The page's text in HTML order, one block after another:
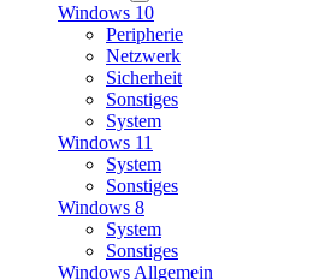
Windows 10
Peripherie
Netzwerk
Sicherheit
Sonstiges
System
Windows 11
System
Sonstiges
Windows 8
System
Sonstiges
Windows Allgemein